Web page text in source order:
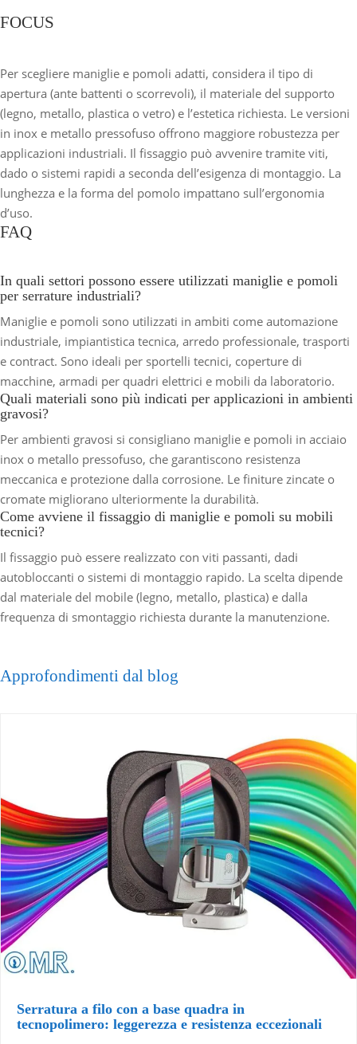
FOCUS
Per scegliere maniglie e pomoli adatti, considera il tipo di
apertura (ante battenti o scorrevoli), il materiale del supporto
(legno, metallo, plastica o vetro) e l’estetica richiesta. Le versioni
in inox e metallo pressofuso offrono maggiore robustezza per
applicazioni industriali. Il fissaggio può avvenire tramite viti,
dado o sistemi rapidi a seconda dell’esigenza di montaggio. La
lunghezza e la forma del pomolo impattano sull’ergonomia
d’uso.
FAQ
In quali settori possono essere utilizzati maniglie e pomoli
per serrature industriali?
Maniglie e pomoli sono utilizzati in ambiti come automazione
industriale, impiantistica tecnica, arredo professionale, trasporti
e contract. Sono ideali per sportelli tecnici, coperture di
macchine, armadi per quadri elettrici e mobili da laboratorio.
Quali materiali sono più indicati per applicazioni in ambienti
gravosi?
Per ambienti gravosi si consigliano maniglie e pomoli in acciaio
inox o metallo pressofuso, che garantiscono resistenza
meccanica e protezione dalla corrosione. Le finiture zincate o
cromate migliorano ulteriormente la durabilità.
Come avviene il fissaggio di maniglie e pomoli su mobili
tecnici?
Il fissaggio può essere realizzato con viti passanti, dadi
autobloccanti o sistemi di montaggio rapido. La scelta dipende
dal materiale del mobile (legno, metallo, plastica) e dalla
frequenza di smontaggio richiesta durante la manutenzione.
Approfondimenti dal blog
Serratura a filo con a base quadra in
tecnopolimero: leggerezza e resistenza eccezionali